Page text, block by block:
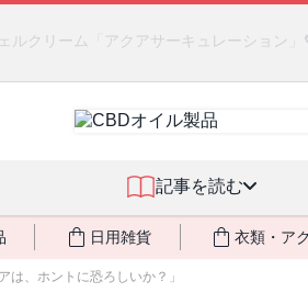
クリーム「アクアサーキュレーション
記事を読む
日用雑貨 衣類・ア
は、ホントに恐ろしいか？」